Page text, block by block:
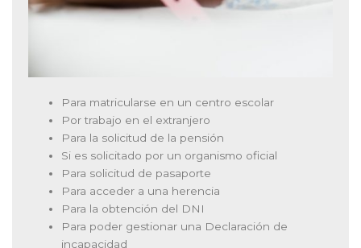
Para matricularse en un centro escolar
Por trabajo en el extranjero
Para la solicitud de la pensión
Si es solicitado por un organismo oficial
Para solicitud de pasaporte
Para acceder a una herencia
Para la obtención del DNI
Para poder gestionar una Declaración de
incapacidad